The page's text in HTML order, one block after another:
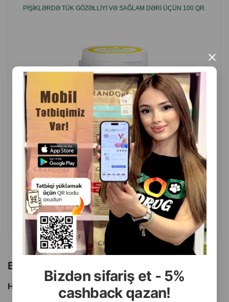
Bizdən sifariş et - 5%
cashback qazan!
×
PIŞIKLƏRDƏ TÜK GÖZƏLLIYI VƏ SAĞLAM DƏRI ÜÇÜN 100 QR.
( Rəylər)
Çəki Qiymət
Almaq
1 ədəd
24 27.20
ALMAQ
Bu brendin başqa məhsulları
Hamısını Gör